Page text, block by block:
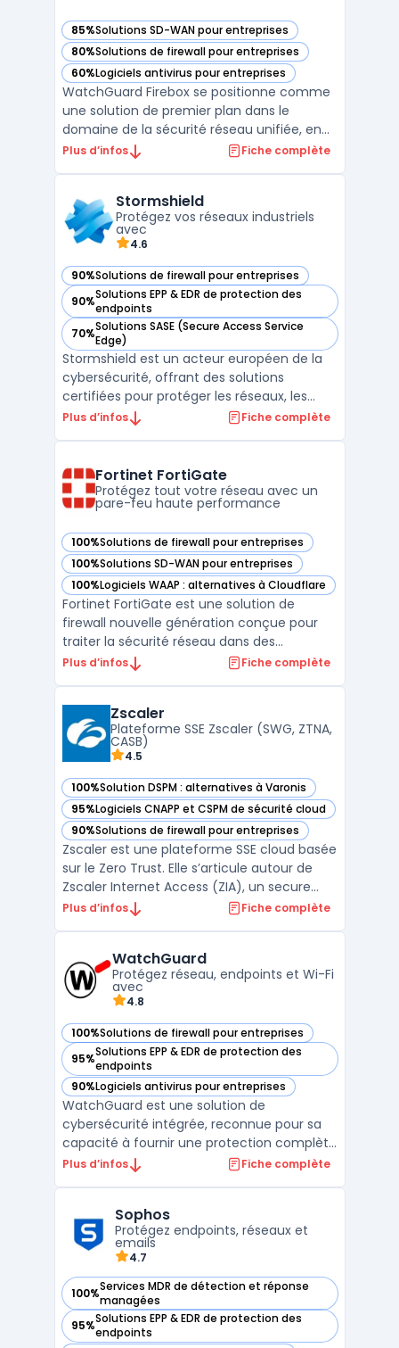
85%Solutions SD-WAN pour entreprises
— voir WatchGuard Firebox dans cette catégorie
80%Solutions de firewall pour entreprises
— voir WatchGuard Firebox dans cette catégorie
60%Logiciels antivirus pour entreprises
— voir WatchGuard Firebox dans cette catégorie
WatchGuard Firebox se positionne comme
une solution de premier plan dans le
domaine de la sécurité réseau unifiée, en
offrant une gamme complète de
numériques en constante évolution. Cette
plateforme intègre une gestion réseau
centrali ...
Plus d’infos Fiche complète
Stormshield
Protégez vos réseaux industriels
avec
4.6
90%Solutions de firewall pour entreprises
— voir Stormshield dans cette catégorie
90%Solutions EPP & EDR de protection des
endpoints
— voir Stormshield dans cette catégorie
70%Solutions SASE (Secure Access Service
Edge)
— voir Stormshield dans cette catégorie
Stormshield est un acteur européen de la
cybersécurité, offrant des solutions
certifiées pour protéger les réseaux, les
postes de travail et les environnements
Stormshield garantit une protection
avancée adaptée aux bes ...
Plus d’infos Fiche complète
Fortinet FortiGate
Protégez tout votre réseau avec un
pare-feu haute performance
100%Solutions de firewall pour entreprises
— voir Fortinet FortiGate dans cette catégorie
100%Solutions SD-WAN pour entreprises
— voir Fortinet FortiGate dans cette catégorie
100%Logiciels WAAP : alternatives à Cloudflare
— voir Fortinet FortiGate dans cette catégorie
Fortinet FortiGate est une solution de
firewall nouvelle génération conçue pour
traiter la sécurité réseau dans des
environnements où la performance et
un important volume de trafic, tout en
assurant une visibilité ...
Plus d’infos Fiche complète
Zscaler
Plateforme SSE Zscaler (SWG, ZTNA,
CASB)
4.5
100%Solution DSPM : alternatives à Varonis
— voir Zscaler dans cette catégorie
95%Logiciels CNAPP et CSPM de sécurité cloud
— voir Zscaler dans cette catégorie
90%Solutions de firewall pour entreprises
— voir Zscaler dans cette catégorie
Zscaler est une plateforme SSE cloud basée
sur le Zero Trust. Elle s’articule autour de
Zscaler Internet Access (ZIA), un secure
web gateway cloud opéré en proxy cloud
protection des données. L’architecture en
prox ...
Plus d’infos Fiche complète
WatchGuard
Protégez réseau, endpoints et Wi-Fi
avec
4.8
100%Solutions de firewall pour entreprises
— voir WatchGuard dans cette catégorie
95%Solutions EPP & EDR de protection des
endpoints
— voir WatchGuard dans cette catégorie
90%Logiciels antivirus pour entreprises
— voir WatchGuard dans cette catégorie
WatchGuard est une solution de
cybersécurité intégrée, reconnue pour sa
capacité à fournir une protection complète
et simplifiée des réseaux, des endpoints et
WatchGuard facilite la gestion de la
sécurité grâce à des so ...
Plus d’infos Fiche complète
Sophos
Protégez endpoints, réseaux et
emails
4.7
100%Services MDR de détection et réponse
managées
— voir Sophos dans cette catégorie
95%Solutions EPP & EDR de protection des
endpoints
— voir Sophos dans cette catégorie